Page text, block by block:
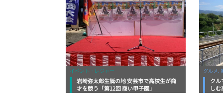
イベント・レジャー
岩崎弥太郎生誕の地 安芸市で高校生が商
才を競う「第12回 商い甲子園」
グルメ,
クル
し